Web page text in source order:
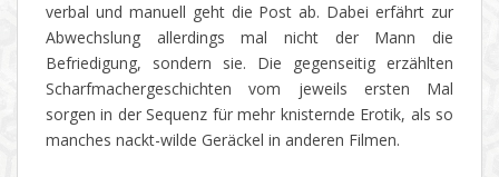
verbal und manuell geht die Post ab. Dabei erfährt zur
Abwechslung allerdings mal nicht der Mann die
Befriedigung, sondern sie. Die gegenseitig erzählten
Scharfmachergeschichten vom jeweils ersten Mal
sorgen in der Sequenz für mehr knisternde Erotik, als so
manches nackt-wilde Geräckel in anderen Filmen.